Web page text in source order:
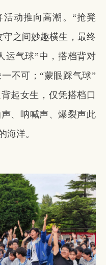
动推向高潮。“抢凳
之间妙趣横生，最终
运气球”中，搭档背对
不可；“蒙眼踩气球”
起女生，仅凭搭档口
、呐喊声、爆裂声此
海洋。